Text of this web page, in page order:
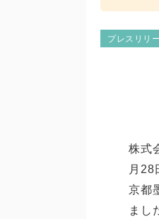
プレスリリ
株式
月28
京都
まし